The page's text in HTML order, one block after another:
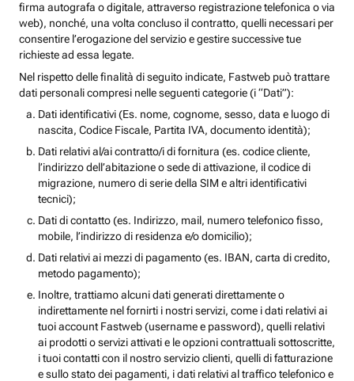
firma autografa o digitale, attraverso registrazione telefonica o via
web), nonché, una volta concluso il contratto, quelli necessari per
consentire l’erogazione del servizio e gestire successive tue
richieste ad essa legate.
Nel rispetto delle finalità di seguito indicate, Fastweb può trattare
dati personali compresi nelle seguenti categorie (i “Dati”):
Dati identificativi (Es. nome, cognome, sesso, data e luogo di
nascita, Codice Fiscale, Partita IVA, documento identità);
Dati relativi al/ai contratto/i di fornitura (es. codice cliente,
l’indirizzo dell’abitazione o sede di attivazione, il codice di
migrazione, numero di serie della SIM e altri identificativi
tecnici);
Dati di contatto (es. Indirizzo, mail, numero telefonico fisso,
mobile, l’indirizzo di residenza e/o domicilio);
Dati relativi ai mezzi di pagamento (es. IBAN, carta di credito,
metodo pagamento);
Inoltre, trattiamo alcuni dati generati direttamente o
indirettamente nel fornirti i nostri servizi, come i dati relativi ai
tuoi account Fastweb (username e password), quelli relativi
ai prodotti o servizi attivati e le opzioni contrattuali sottoscritte,
i tuoi contatti con il nostro servizio clienti, quelli di fatturazione
e sullo stato dei pagamenti, i dati relativi al traffico telefonico e